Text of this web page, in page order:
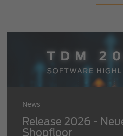
News
Release 2026 -
Shopfloor